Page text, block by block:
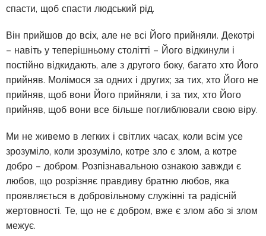
спасти, щоб спасти людський рід.
Він прийшов до всіх, але не всі Його прийняли. Декотрі
– навіть у теперішньому столітті – Його відкинули і
постійно відкидають, але з дру­гого боку, багато хто Його
прийняв. Молімося за одних і других; за тих, хто Його не
прийняв, щоб вони Його прийняли, і за тих, хто Його
прийняв, щоб вони все більше поглиблювали свою віру.
Ми не живемо в легких і світлих часах, коли всім усе
зрозуміло, коли зро­зуміло, котре зло є злом, а котре
добро – добром. Розпізнавальною ознакою завжди є
любов, що розрізняє правдиву братню любов, яка
проявляється в добровільному служінні та радісній
жертовності. Те, що не є добром, вже є злом або зі злом
межує.